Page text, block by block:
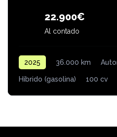
22.900€
Al contado
2025 36.000 km
Híbrido (gasolina) 100 cv